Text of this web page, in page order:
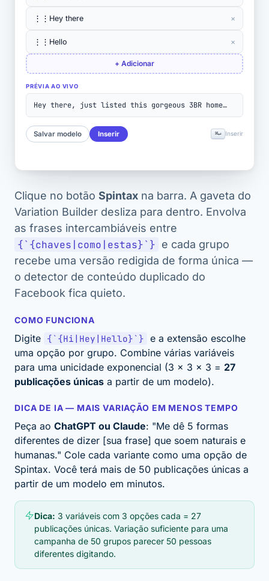
Clique no botão Spintax na barra. A gaveta do
Variation Builder desliza para dentro. Envolva
as frases intercambiáveis entre
{`{chaves|como|estas}`} e cada grupo
recebe uma versão redigida de forma única —
o detector de conteúdo duplicado do
Facebook fica quieto.
COMO FUNCIONA
Digite {`{Hi|Hey|Hello}`} e a extensão escolhe
uma opção por grupo. Combine várias variáveis
para uma unicidade exponencial (3 × 3 × 3 = 27
publicações únicas a partir de um modelo).
DICA DE IA — MAIS VARIAÇÃO EM MENOS TEMPO
Peça ao ChatGPT ou Claude: "Me dê 5 formas
diferentes de dizer [sua frase] que soem naturais e
humanas." Cole cada variante como uma opção de
Spintax. Você terá mais de 50 publicações únicas a
partir de um modelo em minutos.
Dica: 3 variáveis com 3 opções cada = 27
publicações únicas. Variação suficiente para uma
campanha de 50 grupos parecer 50 pessoas
diferentes digitando.
⋮⋮ Hey there ×
⋮⋮ Hello ×
+ Adicionar
PRÉVIA AO VIVO
Hey there, just listed this gorgeous 3BR home…
Salvar modelo Inserir ⌘↵ Inserir